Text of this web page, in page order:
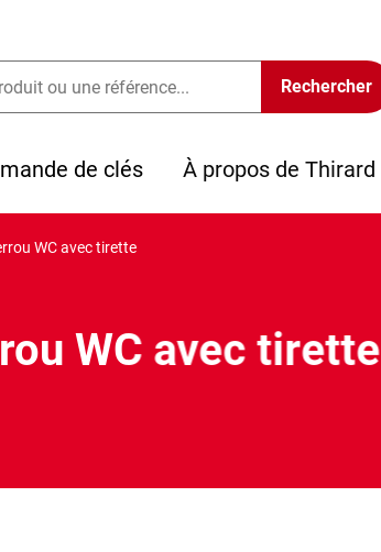
de clés À propos de Thirard
WC avec tirette
WC avec tirette